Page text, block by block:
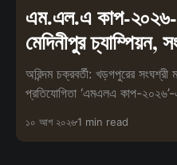
এম.এল.এ কাপ-
মেদিনীপুর চ্যাম্পিয়ন,
অরিন্দম চক্রবর্তী: খড়গপুরের
প্রতিযোগিতা ‘এমএলএ কাপ-
১০ আগ ২০২৬1 min read